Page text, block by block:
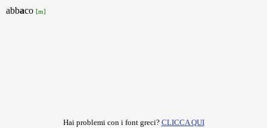
abbaco [m]
Hai problemi con i font greci? CLICCA QUI